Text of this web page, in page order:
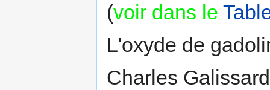
(voir dans le
L'oxyde de
Charles